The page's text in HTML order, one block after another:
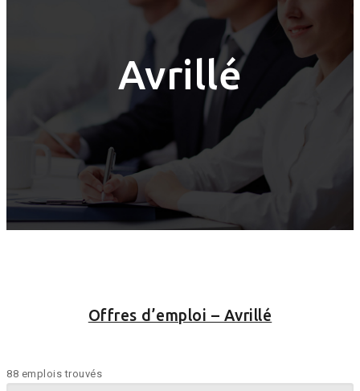
Avrillé
Offres d’emploi – Avrillé
88 emplois trouvés